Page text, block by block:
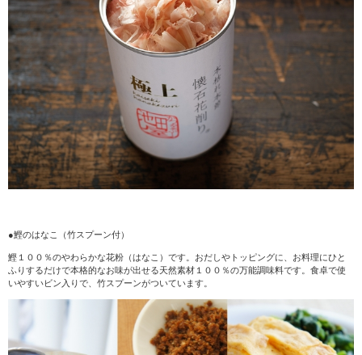
●鰹のはなこ（竹スプーン付）
鰹１００％のやわらかな花粉（はなこ）です。おだしやトッピングに、お料理にひと
ふりするだけで本格的なお味が出せる天然素材１００％の万能調味料です。食卓で使
いやすいビン入りで、竹スプーンがついています。